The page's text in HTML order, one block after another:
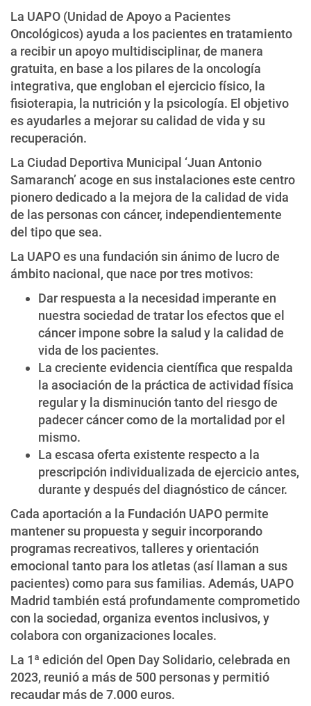
La UAPO (Unidad de Apoyo a Pacientes
Oncológicos) ayuda a los pacientes en tratamiento
a recibir un apoyo multidisciplinar, de manera
gratuita, en base a los pilares de la oncología
integrativa, que engloban el ejercicio físico, la
fisioterapia, la nutrición y la psicología. El objetivo
es ayudarles a mejorar su calidad de vida y su
recuperación.
La Ciudad Deportiva Municipal ‘Juan Antonio
Samaranch’ acoge en sus instalaciones este centro
pionero dedicado a la mejora de la calidad de vida
de las personas con cáncer, independientemente
del tipo que sea.
La UAPO es una fundación sin ánimo de lucro de
ámbito nacional, que nace por tres motivos:
Dar respuesta a la necesidad imperante en
nuestra sociedad de tratar los efectos que el
cáncer impone sobre la salud y la calidad de
vida de los pacientes.
La creciente evidencia científica que respalda
la asociación de la práctica de actividad física
regular y la disminución tanto del riesgo de
padecer cáncer como de la mortalidad por el
mismo.
La escasa oferta existente respecto a la
prescripción individualizada de ejercicio antes,
durante y después del diagnóstico de cáncer.
Cada aportación a la Fundación UAPO permite
mantener su propuesta y seguir incorporando
programas recreativos, talleres y orientación
emocional tanto para los atletas (así llaman a sus
pacientes) como para sus familias. Además, UAPO
Madrid también está profundamente comprometido
con la sociedad, organiza eventos inclusivos, y
colabora con organizaciones locales.
La 1ª edición del Open Day Solidario, celebrada en
2023, reunió a más de 500 personas y permitió
recaudar más de 7.000 euros.